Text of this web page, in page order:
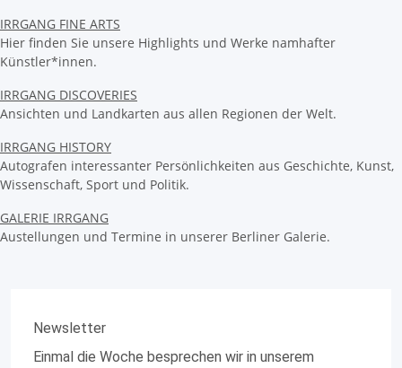
IRRGANG FINE ARTS
Hier finden Sie unsere Highlights und Werke namhafter
Künstler*innen.
IRRGANG DISCOVERIES
Ansichten und Landkarten aus allen Regionen der Welt.
IRRGANG HISTORY
Autografen interessanter Persönlichkeiten aus Geschichte, Kunst,
Wissenschaft, Sport und Politik.
GALERIE IRRGANG
Austellungen und Termine in unserer Berliner Galerie.
Newsletter
Einmal die Woche besprechen wir in unserem